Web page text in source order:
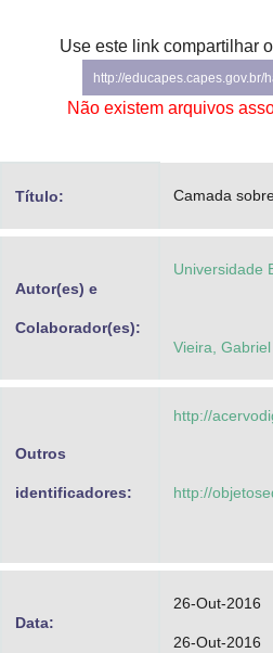
Secretaria-Geral
Advocacia-Geral da União
Banco Central do Brasil
Planalto
Use este link compartilhar
http://educapes.capes.gov.br/
Não existem arquivos
Título: Camada
Autor(es) e
Colaborador(es):
Universidade
Vieira,
Outros
identificadores:
http://
http://
Data:
26-Out-2016
26-Out-2016